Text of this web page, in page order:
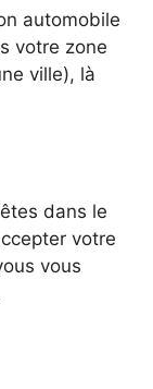
automobile
votre zone
ville), là
dans le
votre
vous